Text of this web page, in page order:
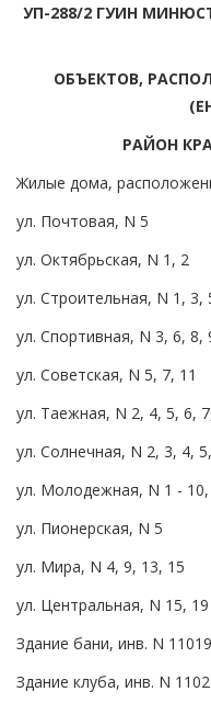
УП-288/2 ГУИН
ОБЪЕКТОВ,
РАЙОН
Жилые дома,
ул. Почтовая, N 5
ул. Октябрьская, N 1, 2
ул. Строительная, N 1, 3,
ул. Спортивная, N 3, 6, 8,
ул. Советская, N 5, 7, 11
ул. Таежная, N 2, 4, 5, 6,
ул. Солнечная, N 2, 3, 4,
ул. Молодежная, N 1 - 10,
ул. Пионерская, N 5
ул. Мира, N 4, 9, 13, 15
ул. Центральная, N 15, 19
Здание бани, инв. N 11019
Здание клуба, инв. N